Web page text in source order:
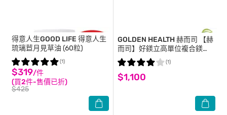
得意人生GOOD LIFE 得意人生
琉璃苣月見草油 (60粒)
$319/件
(買2件-售價已折)
$425
(1)
GOLDEN HEALTH 赫而司
【赫
而司】好鎂立高單位複合鎂
500MG(100顆*1罐)(美國專利
甘胺酸螯合鎂+日本高純度鎂粉
幫助入睡全素食膠囊)
$1,100
(1)